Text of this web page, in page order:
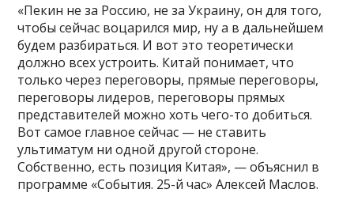
«Пекин не за Россию, не за Украину, он для того,
чтобы сейчас воцарился мир, ну а в дальнейшем
будем разбираться. И вот это теоретически
должно всех устроить. Китай понимает, что
только через переговоры, прямые переговоры,
переговоры лидеров, переговоры прямых
представителей можно хоть чего-то добиться.
Вот самое главное сейчас — не ставить
ультиматум ни одной другой стороне.
Собственно, есть позиция Китая», — объяснил в
программе «События. 25-й час» Алексей Маслов.